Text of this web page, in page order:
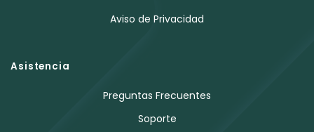
Aviso de Privacidad
Asistencia
Preguntas Frecuentes
Soporte